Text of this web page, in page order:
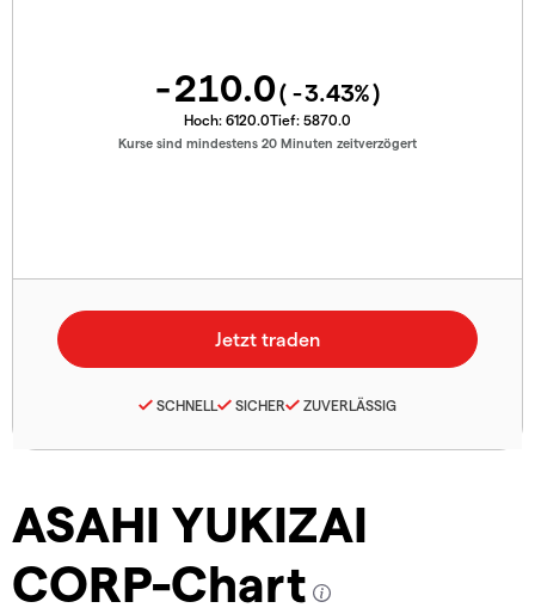
ASAHI YUKIZAI
CORP-Chart
-210.0( -3.43%)
Hoch: 6120.0Tief: 5870.0
Kurse sind mindestens 20 Minuten zeitverzögert
SCHNELL SICHER ZUVERLÄSSIG